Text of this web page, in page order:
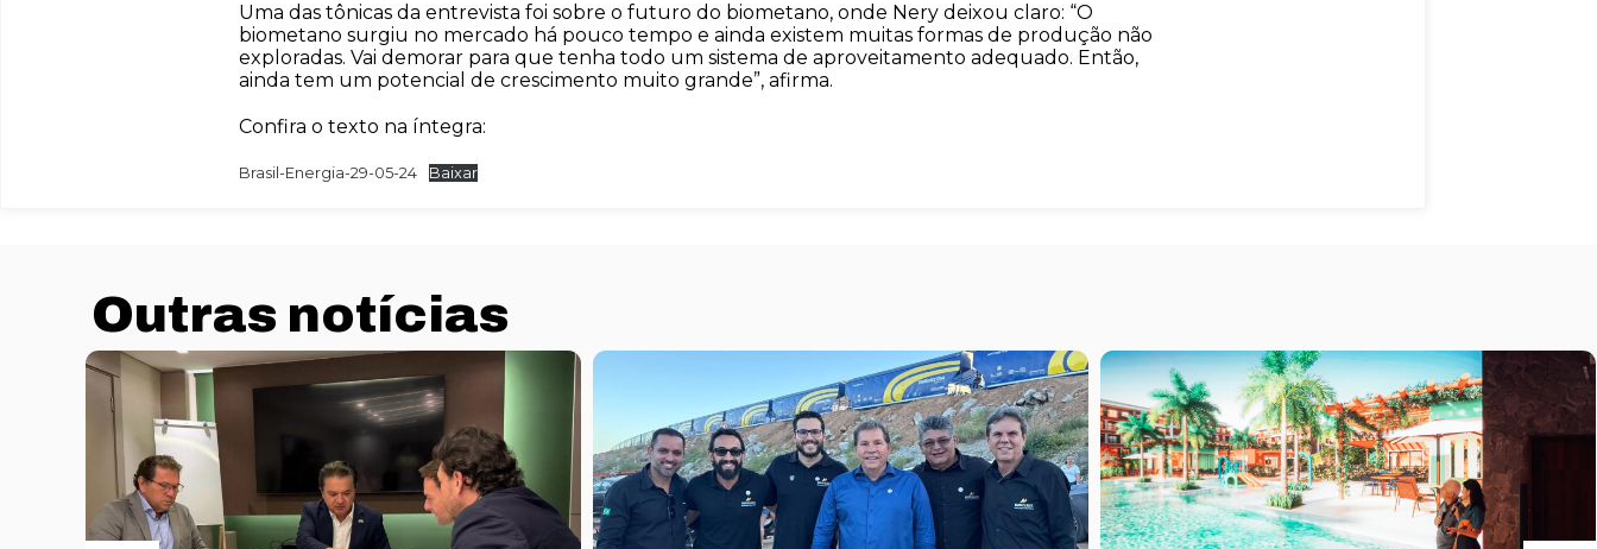
Uma das tônicas da entrevista foi sobre o futuro do biometano, onde Nery deixou claro: “O
biometano surgiu no mercado há pouco tempo e ainda existem muitas formas de produção não
exploradas. Vai demorar para que tenha todo um sistema de aproveitamento adequado. Então,
ainda tem um potencial de crescimento muito grande”, afirma.
Confira o texto na íntegra:
Brasil-Energia-29-05-24 Baixar
Outras notícias